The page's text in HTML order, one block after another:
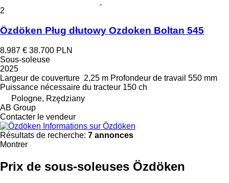
2
Özdöken Pług dłutowy Ozdoken Boltan 545
8.987 € 38.700 PLN
Sous-soleuse
2025
Largeur de couverture 2,25 m Profondeur de travail 550 mm
Puissance nécessaire du tracteur 150 ch
Pologne, Rzędziany
AB Group
Contacter le vendeur
Informations sur Özdöken
Résultats de recherche: 7 annonces
Montrer
Prix de sous-soleuses Özdöken